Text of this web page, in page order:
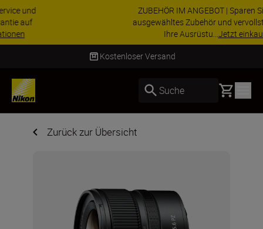
ZUBEHÖR IM ANGEBOT | Sparen Sie 15 % auf
ausgewähltes Zubehör und vervollständigen Sie
Jetzt einkaufen
Suche Basket
Zurück zur Übersicht